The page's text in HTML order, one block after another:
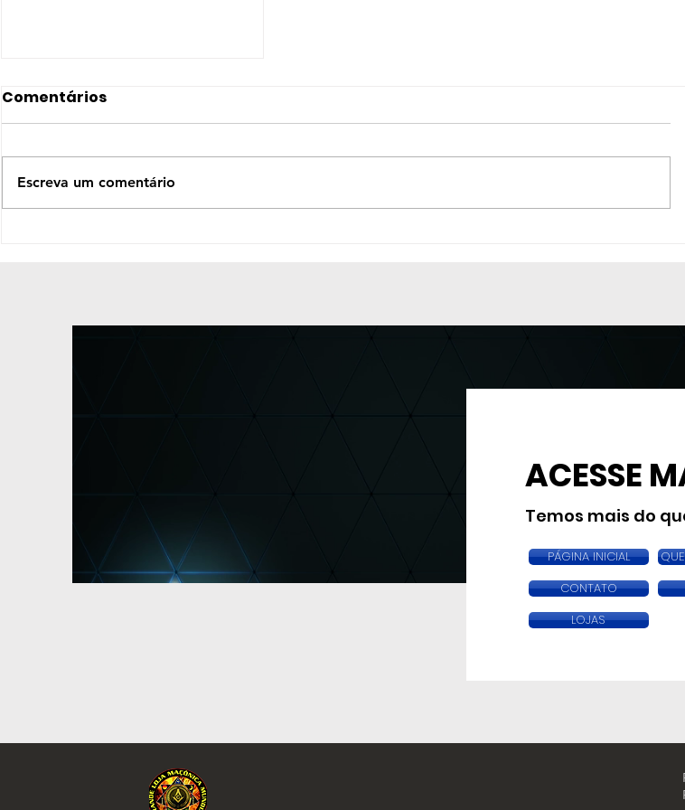
Comentários
Escreva um comentário
ACESSE
Temos mais do
PÁGINA INICIAL
CONTATO
LOJAS